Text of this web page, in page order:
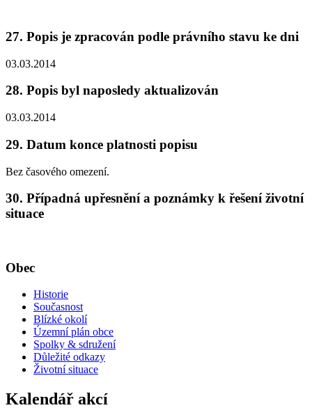
27. Popis je zpracován podle právního stavu ke dni
03.03.2014
28. Popis byl naposledy aktualizován
03.03.2014
29. Datum konce platnosti popisu
Bez časového omezení.
30. Případná upřesnění a poznámky k řešení životní
situace
Obec
Historie
Současnost
Blízké okolí
Územní plán obce
Spolky & sdružení
Důležité odkazy
Životní situace
Kalendář akcí